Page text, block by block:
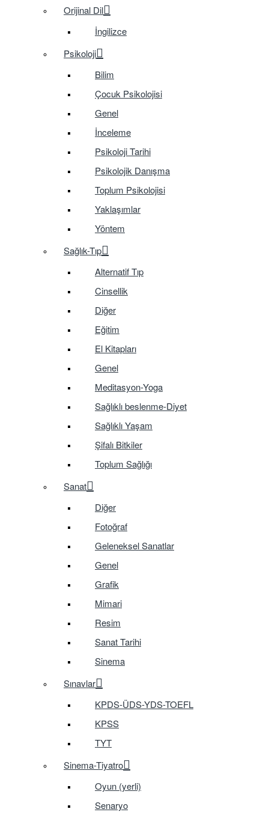
Orijinal Dil
İngilizce
Psikoloji
Bilim
Çocuk Psikolojisi
Genel
İnceleme
Psikoloji Tarihi
Psikolojik Danışma
Toplum Psikolojisi
Yaklaşımlar
Yöntem
Sağlık-Tıp
Alternatif Tıp
Cinsellik
Diğer
Eğitim
El Kitapları
Genel
Meditasyon-Yoga
Sağlıklı beslenme-Diyet
Sağlıklı Yaşam
Şifalı Bitkiler
Toplum Sağlığı
Sanat
Diğer
Fotoğraf
Geleneksel Sanatlar
Genel
Grafik
Mimari
Resim
Sanat Tarihi
Sinema
Sınavlar
KPDS-ÜDS-YDS-TOEFL
KPSS
TYT
Sinema-Tiyatro
Oyun (yerli)
Senaryo